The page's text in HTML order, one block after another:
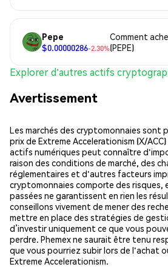
Pepe
$0.00000286-2.30%
Comment
(PEPE)
Explorer d'autres actifs
Avertissement
Les marchés des cryptomonnaies sont
prix de Extreme Accelerationism (X/
actifs numériques peut connaître
raison des conditions de marché, des
réglementaires et d'autres facteurs
cryptomonnaies comporte des risques,
passées ne garantissent en rien les
conseillons vivement de mener des
mettre en place des stratégies de
d’investir uniquement ce que vous
perdre. Phemex ne saurait être tenu
que vous pourriez subir lors de l'achat
Extreme Accelerationism.